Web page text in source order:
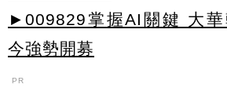
►009829掌握AI關鍵 大華
今強勢開募
PR